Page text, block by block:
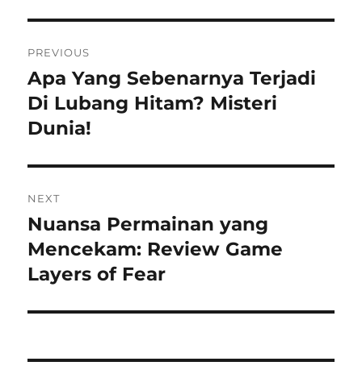
pos
PREVIOUS
Previous
post:
Apa Yang Sebenarnya Terjadi
Di Lubang Hitam? Misteri
Dunia!
NEXT
Next
post:
Nuansa Permainan yang
Mencekam: Review Game
Layers of Fear